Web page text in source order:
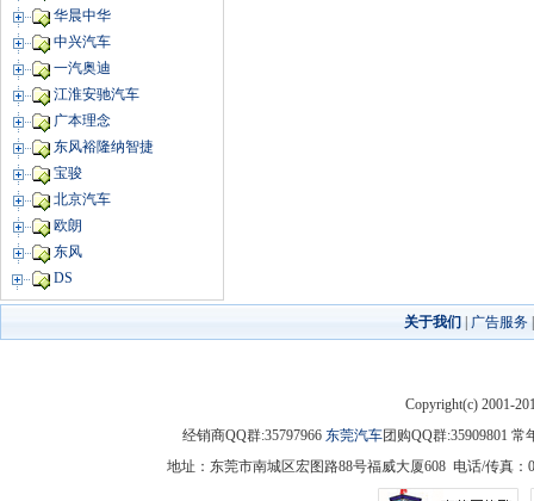
华晨中华
中兴汽车
一汽奥迪
江淮安驰汽车
广本理念
东风裕隆纳智捷
宝骏
北京汽车
欧朗
东风
DS
关于我们 广告服务
Copyright(c) 2001-
经销商QQ群:35797966 东莞汽车团购QQ群:35909801
地址：东莞市南城区宏图路88号福威大厦608 电话/传真：